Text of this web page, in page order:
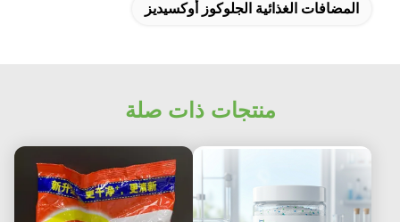
المضافات الغذائية الجلوكوز أوكسيديز
منتجات ذات صلة